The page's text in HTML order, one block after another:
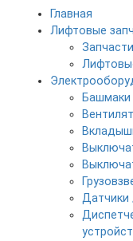
Главная
Лифтовые
Датчики